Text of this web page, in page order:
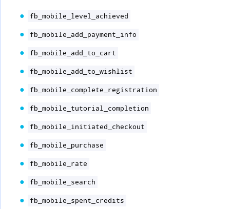
fb_mobile_level_achieved
fb_mobile_add_payment_info
fb_mobile_add_to_cart
fb_mobile_add_to_wishlist
fb_mobile_complete_registration
fb_mobile_tutorial_completion
fb_mobile_initiated_checkout
fb_mobile_purchase
fb_mobile_rate
fb_mobile_search
fb_mobile_spent_credits